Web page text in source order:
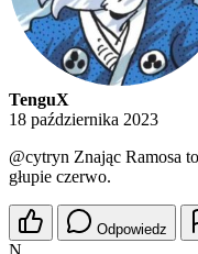
TenguX
18 października 2023
@cytryn Znając Ramosa
głupie czerwo.
Odpowiedz
N